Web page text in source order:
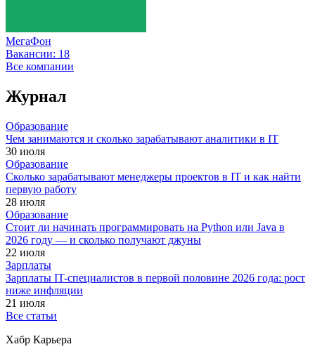
МегаФон
Вакансии: 18
Все компании
Журнал
Образование
Чем занимаются и сколько зарабатывают аналитики в IT
30 июля
Образование
Сколько зарабатывают менеджеры проектов в IT и как найти
первую работу
28 июля
Образование
Стоит ли начинать программировать на Python или Java в
2026 году — и сколько получают джуны
22 июля
Зарплаты
Зарплаты IT-специалистов в первой половине 2026 года: рост
ниже инфляции
21 июля
Все статьи
Хабр Карьера